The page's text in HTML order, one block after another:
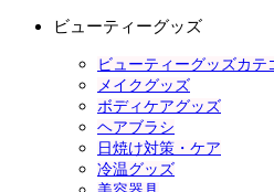
ビューティーグッズ
ビューティーグッズカテ
メイクグッズ
ボディケアグッズ
ヘアブラシ
日焼け対策・ケア
冷温グッズ